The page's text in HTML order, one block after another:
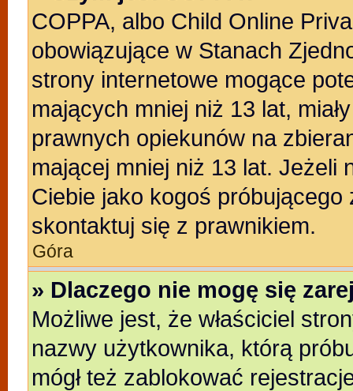
COPPA, albo Child Online
obowiązujące w Stanach
strony internetowe mogące
mających mniej niż 13 lat,
prawnych opiekunów na
mającej mniej niż 13 lat. Jeżeli
Ciebie jako kogoś
skontaktuj się z prawnikiem.
Góra
» Dlaczego nie mogę się
Możliwe jest, że właściciel
nazwy użytkownika, którą
mógł też zablokować